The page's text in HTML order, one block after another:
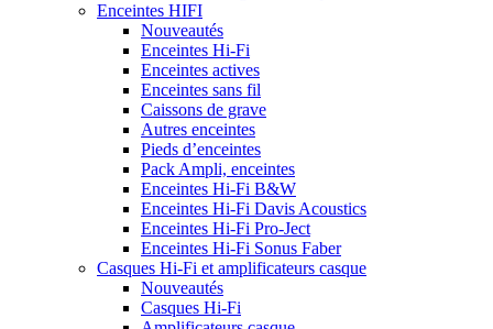
Enceintes HIFI
Nouveautés
Enceintes Hi-Fi
Enceintes actives
Enceintes sans fil
Caissons de grave
Autres enceintes
Pieds d’enceintes
Pack Ampli, enceintes
Enceintes Hi-Fi B&W
Enceintes Hi-Fi Davis Acoustics
Enceintes Hi-Fi Pro-Ject
Enceintes Hi-Fi Sonus Faber
Casques Hi-Fi et amplificateurs casque
Nouveautés
Casques Hi-Fi